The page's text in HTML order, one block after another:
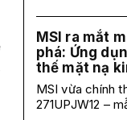
MSI ra mắt
phá: Ứng
thế mặt nạ
MSI vừa chính
271UPJW12 –